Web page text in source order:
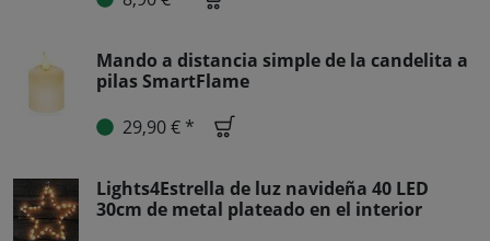
Mando a distancia simple de la candelita a
pilas SmartFlame
29,90 € *
Lights4Estrella de luz navideña 40 LED
30cm de metal plateado en el interior